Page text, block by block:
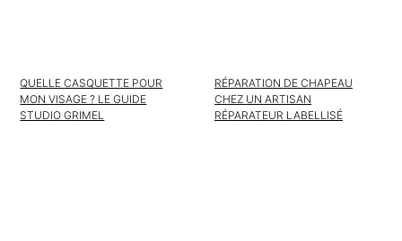
QUELLE CASQUETTE POUR
MON VISAGE ? LE GUIDE
STUDIO GRIMEL
RÉPARATION DE CHAPEAU
CHEZ UN ARTISAN
RÉPARATEUR LABELLISÉ